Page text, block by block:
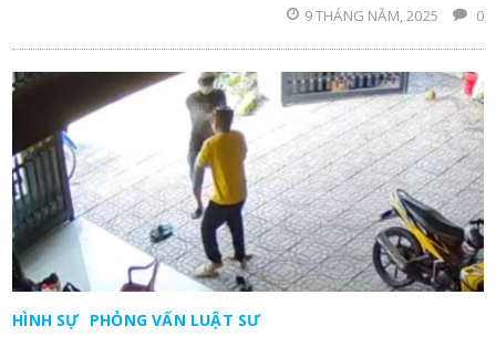
9 THÁNG NĂM, 2025
0
HÌNH SỰ PHỎNG VẤN LUẬT SƯ